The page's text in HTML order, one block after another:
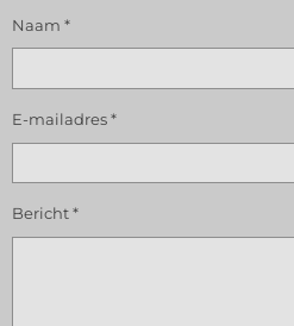
Naam *
E-mailadres *
Bericht *